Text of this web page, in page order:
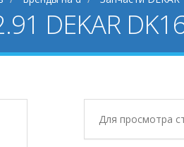
DEKAR
Для просмотра